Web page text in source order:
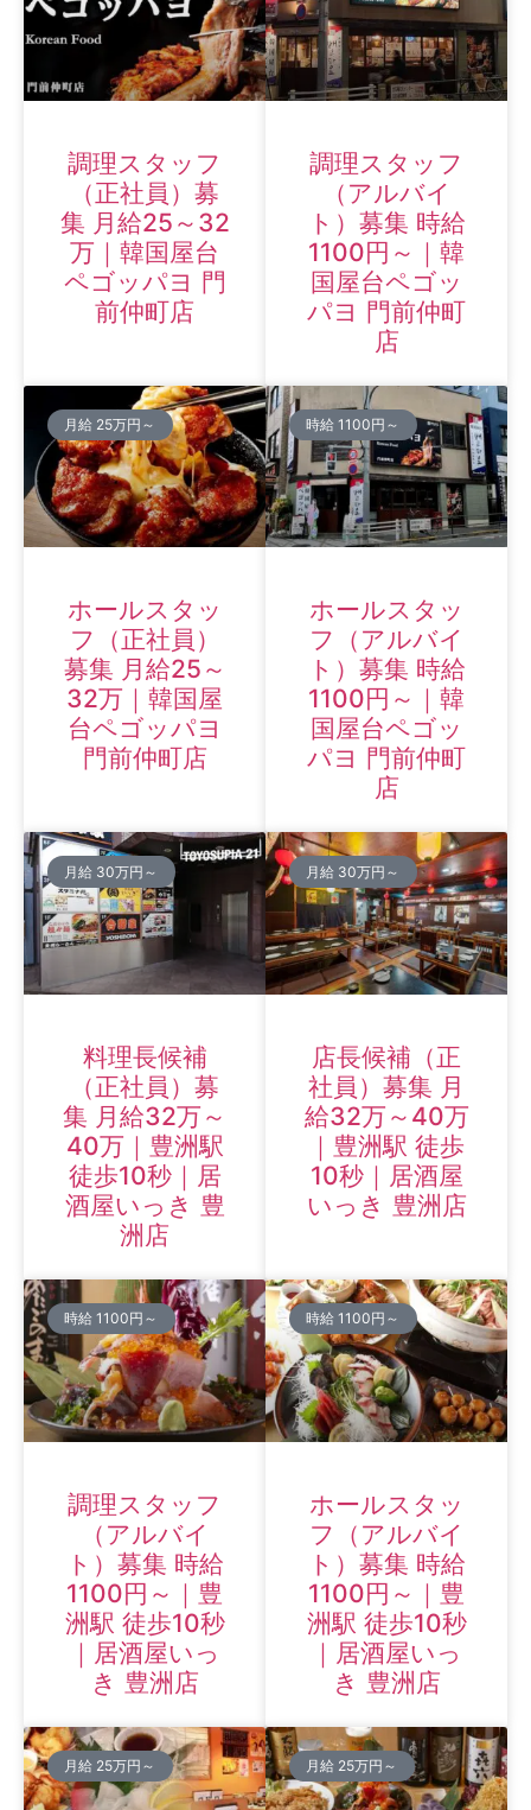
調理スタッフ
（正社員）募
集 月給25～32
万｜韓国屋台
ペゴッパヨ 門
前仲町店
調理スタッフ
（アルバイ
ト）募集 時給
1100円～｜韓
国屋台ペゴッ
パヨ 門前仲町
店
月給 25万円～
ホールスタッ
フ（正社員）
募集 月給25～
32万｜韓国屋
台ペゴッパヨ
門前仲町店
時給 1100円～
ホールスタッ
フ（アルバイ
ト）募集 時給
1100円～｜韓
国屋台ペゴッ
パヨ 門前仲町
店
月給 30万円～
料理長候補
（正社員）募
集 月給32万～
40万｜豊洲駅
徒歩10秒｜居
酒屋いっき 豊
洲店
月給 30万円～
店長候補（正
社員）募集 月
給32万～40万
｜豊洲駅 徒歩
10秒｜居酒屋
いっき 豊洲店
時給 1100円～
調理スタッフ
（アルバイ
ト）募集 時給
1100円～｜豊
洲駅 徒歩10秒
｜居酒屋いっ
き 豊洲店
時給 1100円～
ホールスタッ
フ（アルバイ
ト）募集 時給
1100円～｜豊
洲駅 徒歩10秒
｜居酒屋いっ
き 豊洲店
月給 25万円～ 月給 25万円～